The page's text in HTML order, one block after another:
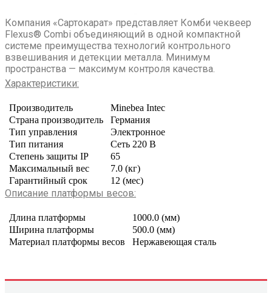
Компания «Сартокарат» представляет Комби чеквеер
Flexus® Combi объединяющий в одной компактной
системе преимущества технологий контрольного
взвешивания и детекции металла. Минимум
пространства — максимум контроля качества.
Характеристики:
Производитель
Minebea Intec
Страна производитель
Германия
Тип управления
Электронное
Тип питания
Сеть 220 В
Степень защиты IP
65
Максимальный вес
7.0 (кг)
Гарантийный срок
12 (мес)
Описание платформы весов:
Длина платформы
1000.0 (мм)
Ширина платформы
500.0 (мм)
Материал платформы весов
Нержавеющая сталь